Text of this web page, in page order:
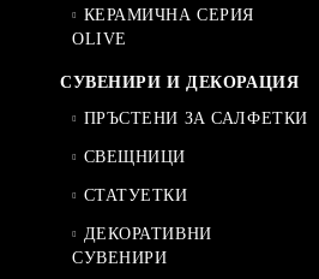
КЕРАМИЧНА СЕРИЯ
OLIVE
СУВЕНИРИ И ДЕКОРАЦИЯ
ПРЪСТЕНИ ЗА САЛФЕТКИ
СВЕЩНИЦИ
СТАТУЕТКИ
ДЕКОРАТИВНИ
СУВЕНИРИ